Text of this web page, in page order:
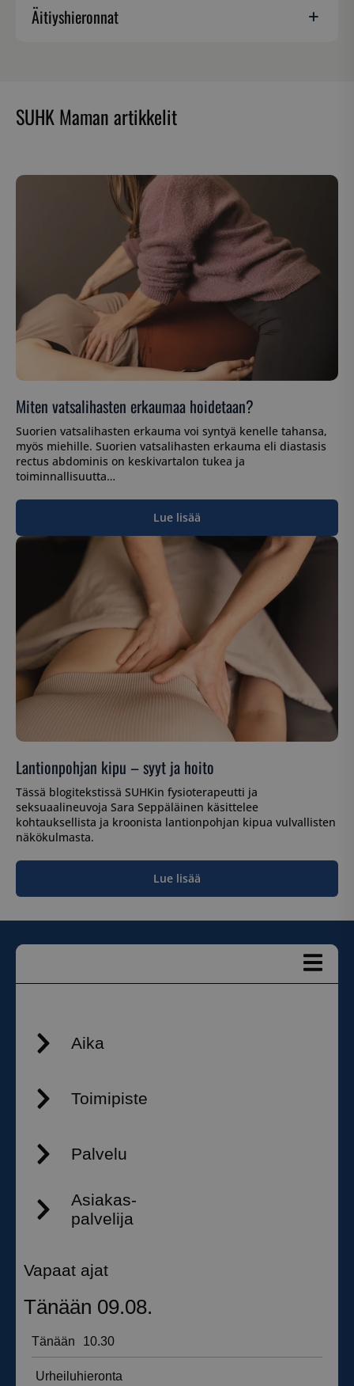
Äitiyshieronnat
SUHK Maman artikkelit
Miten vatsalihasten erkaumaa hoidetaan?
Suorien vatsalihasten erkauma voi syntyä kenelle tahansa,
myös miehille. Suorien vatsalihasten erkauma eli diastasis
rectus abdominis on keskivartalon tukea ja
toiminnallisuutta…
Lue lisää
Lantionpohjan kipu – syyt ja hoito
Tässä blogitekstissä SUHKin fysioterapeutti ja
seksuaalineuvoja Sara Seppäläinen käsittelee
kohtauksellista ja kroonista lantionpohjan kipua vulvallisten
näkökulmasta.
Lue lisää